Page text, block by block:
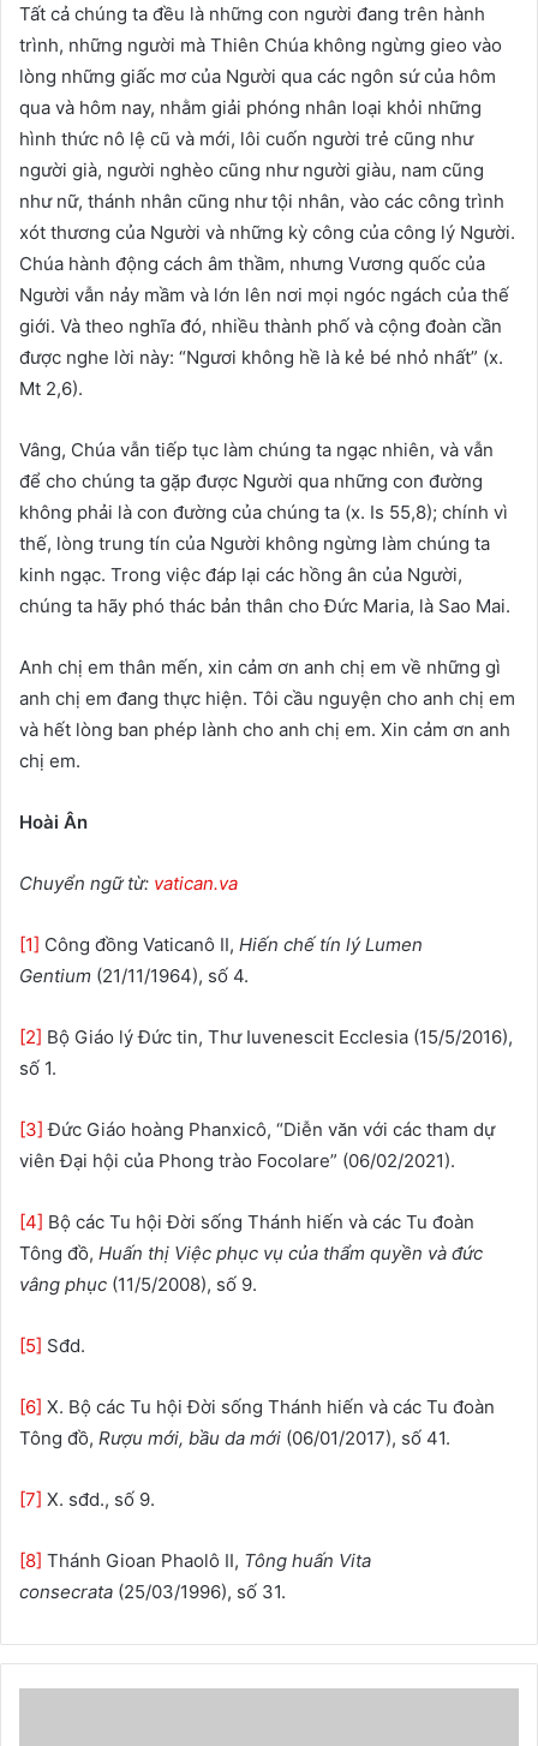
Tất cả chúng ta đều là những con người đang trên hành
trình, những người mà Thiên Chúa không ngừng gieo vào
lòng những giấc mơ của Người qua các ngôn sứ của hôm
qua và hôm nay, nhằm giải phóng nhân loại khỏi những
hình thức nô lệ cũ và mới, lôi cuốn người trẻ cũng như
người già, người nghèo cũng như người giàu, nam cũng
như nữ, thánh nhân cũng như tội nhân, vào các công trình
xót thương của Người và những kỳ công của công lý Người.
Chúa hành động cách âm thầm, nhưng Vương quốc của
Người vẫn nảy mầm và lớn lên nơi mọi ngóc ngách của thế
giới. Và theo nghĩa đó, nhiều thành phố và cộng đoàn cần
được nghe lời này: “Ngươi không hề là kẻ bé nhỏ nhất” (x.
Mt 2,6).
Vâng, Chúa vẫn tiếp tục làm chúng ta ngạc nhiên, và vẫn
để cho chúng ta gặp được Người qua những con đường
không phải là con đường của chúng ta (x. Is 55,8); chính vì
thế, lòng trung tín của Người không ngừng làm chúng ta
kinh ngạc. Trong việc đáp lại các hồng ân của Người,
chúng ta hãy phó thác bản thân cho Đức Maria, là Sao Mai.
Anh chị em thân mến, xin cảm ơn anh chị em về những gì
anh chị em đang thực hiện. Tôi cầu nguyện cho anh chị em
và hết lòng ban phép lành cho anh chị em. Xin cảm ơn anh
chị em.
Hoài Ân
Chuyển ngữ từ: vatican.va
[1] Công đồng Vaticanô II, Hiến chế tín lý Lumen
Gentium (21/11/1964), số 4.
[2] Bộ Giáo lý Đức tin, Thư Iuvenescit Ecclesia (15/5/2016),
số 1.
[3] Đức Giáo hoàng Phanxicô, “Diễn văn với các tham dự
viên Đại hội của Phong trào Focolare” (06/02/2021).
[4] Bộ các Tu hội Đời sống Thánh hiến và các Tu đoàn
Tông đồ, Huấn thị Việc phục vụ của thẩm quyền và đức
vâng phục (11/5/2008), số 9.
[5] Sđd.
[6] X. Bộ các Tu hội Đời sống Thánh hiến và các Tu đoàn
Tông đồ, Rượu mới, bầu da mới (06/01/2017), số 41.
[7] X. sđd., số 9.
[8] Thánh Gioan Phaolô II, Tông huấn Vita
consecrata (25/03/1996), số 31.